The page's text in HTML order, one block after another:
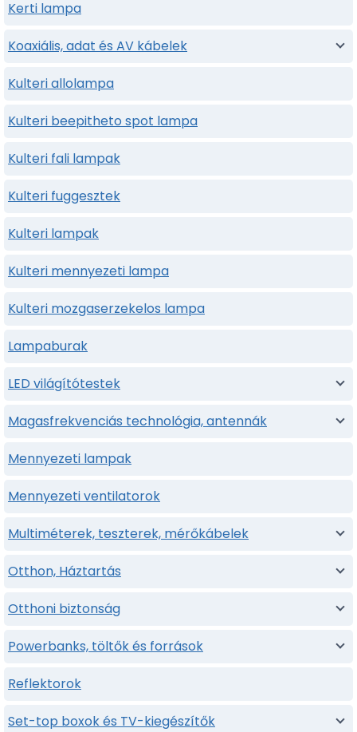
Kerti lampa
Koaxiális, adat és AV kábelek
Kulteri allolampa
Kulteri beepitheto spot lampa
Kulteri fali lampak
Kulteri fuggesztek
Kulteri lampak
Kulteri mennyezeti lampa
Kulteri mozgaserzekelos lampa
Lampaburak
LED világítótestek
Magasfrekvenciás technológia, antennák
Mennyezeti lampak
Mennyezeti ventilatorok
Multiméterek, teszterek, mérőkábelek
Otthon, Háztartás
Otthoni biztonság
Powerbanks, töltők és források
Reflektorok
Set-top boxok és TV-kiegészítők